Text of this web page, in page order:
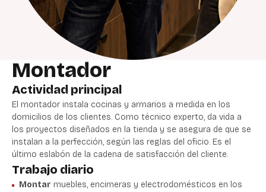
Montador
Actividad principal
El montador instala cocinas y armarios a medida en los
domicilios de los clientes. Como técnico experto, da vida a
los proyectos diseñados en la tienda y se asegura de que se
instalan a la perfección, según las reglas del oficio. Es el
último eslabón de la cadena de satisfacción del cliente.
Trabajo diario
Montar muebles, encimeras y electrodomésticos en los